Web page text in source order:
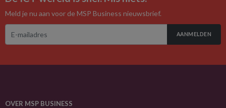
Meld je nu aan voor de MSP Business nieuwsbrief.
AANMELDEN
OVER MSP BUSINESS